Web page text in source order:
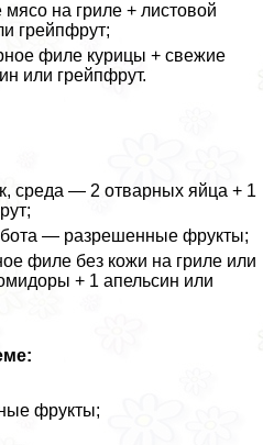
на гриле + листовой
грейпфрут;
филе курицы + свежие
или грейпфрут.
среда — 2 отварных яйца + 1
— разрешенные фрукты;
филе без кожи на гриле или
+ 1 апельсин или
фрукты;